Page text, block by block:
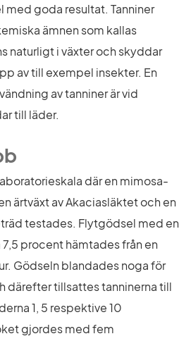
goda resultat. Tanniner
ämnen som kallas
naturligt i växter och skyddar
av till exempel insekter. En
av tanniner är vid
till läder.
där en mimosa-
ärtväxt av Akaciasläktet och en
testades. Flytgödsel med en
procent hämtades från en
Gödseln blandades noga för
därefter tillsattes tanninerna till
1, 5 respektive 10
gjordes med fem